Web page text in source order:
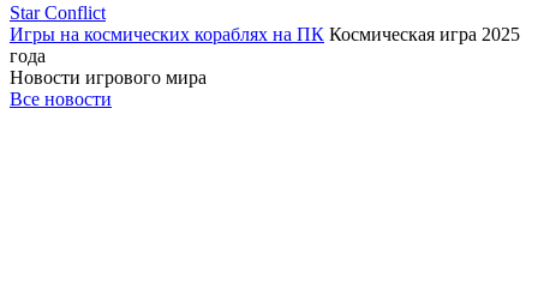
Star Conflict
Игры на космических кораблях на ПК Космическая игра 2025
года
Новости игрового мира
Все новости